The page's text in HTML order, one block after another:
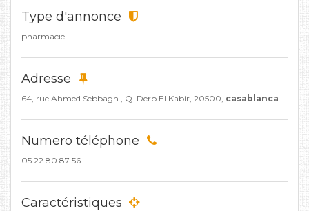
Type d'annonce
pharmacie
Adresse
64, rue Ahmed Sebbagh , Q. Derb El Kabir, 20500, casablanca
Numero téléphone
05 22 80 87 56
Caractéristiques